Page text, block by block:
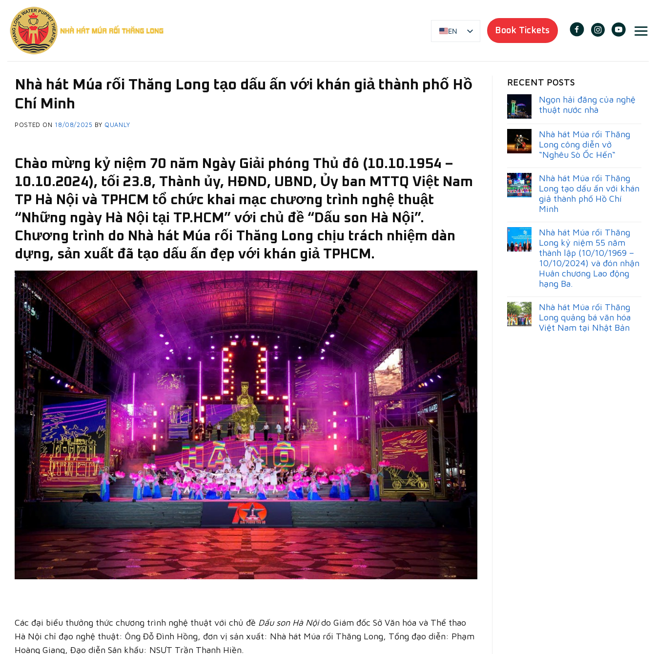
content
EN Book Tickets
Nhà hát Múa rối Thăng Long tạo dấu ấn với khán giả thành phố Hồ
Chí Minh
POSTED ON 18/08/2025 BY QUANLY
Chào mừng kỷ niệm 70 năm Ngày Giải phóng Thủ đô (10.10.1954 –
10.10.2024), tối 23.8, Thành ủy, HĐND, UBND, Ủy ban MTTQ Việt Nam
TP Hà Nội và TPHCM tổ chức khai mạc chương trình nghệ thuật
“Những ngày Hà Nội tại TP.HCM” với chủ đề “Dấu son Hà Nội”.
Chương trình do Nhà hát Múa rối Thăng Long chịu trách nhiệm dàn
dựng, sản xuất đã tạo dấu ấn đẹp với khán giả TPHCM.
Các đại biểu thưởng thức chương trình nghệ thuật với chủ đề Dấu son Hà Nộido Giám đốc Sở Văn hóa và Thể thao
Hà Nội chỉ đạo nghệ thuật: Ông Đỗ Đình Hồng, đơn vị sản xuất: Nhà hát Múa rối Thăng Long, Tổng đạo diễn: Phạm
Hoàng Giang, Đạo diễn Sân khấu: NSƯT Trần Thanh Hiền.
RECENT POSTS
Ngọn hải đăng của nghệ
thuật nước nhà
Nhà hát Múa rối Thăng
Long công diễn vở
“Nghêu Sò Ốc Hến“
Nhà hát Múa rối Thăng
Long tạo dấu ấn với khán
giả thành phố Hồ Chí
Minh
Nhà hát Múa rối Thăng
Long kỷ niệm 55 năm
thành lập (10/10/1969 –
10/10/2024) và đón nhận
Huân chương Lao động
hạng Ba.
Nhà hát Múa rối Thăng
Long quảng bá văn hóa
Việt Nam tại Nhật Bản